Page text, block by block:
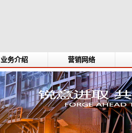
业务介绍 营销网络